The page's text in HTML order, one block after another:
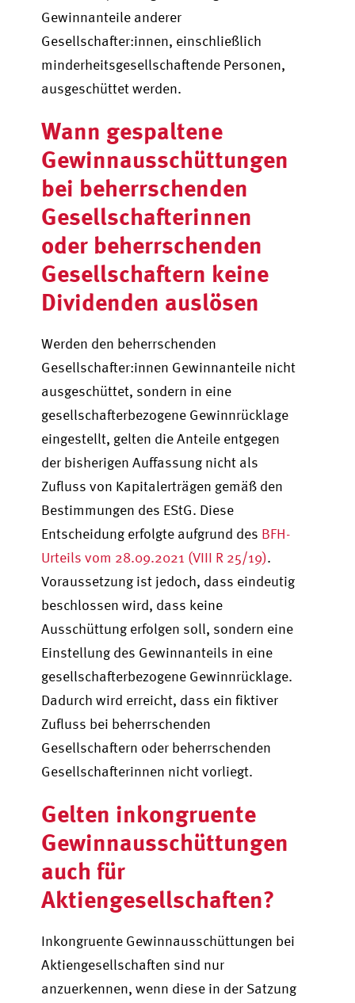
Gewinnanteile anderer
Gesellschafter:innen, einschließlich
minderheitsgesellschaftende Personen,
ausgeschüttet werden.
Wann gespaltene
Gewinnausschüttungen
bei beherrschenden
Gesellschafterinnen
oder beherrschenden
Gesellschaftern keine
Dividenden auslösen
Werden den beherrschenden
Gesellschafter:innen Gewinnanteile nicht
ausgeschüttet, sondern in eine
gesellschafterbezogene Gewinnrücklage
eingestellt, gelten die Anteile entgegen
der bisherigen Auffassung nicht als
Zufluss von Kapitalerträgen gemäß den
Bestimmungen des EStG. Diese
Entscheidung erfolgte aufgrund des BFH-
Urteils vom 28.09.2021 (VIII R 25/19).
Voraussetzung ist jedoch, dass eindeutig
beschlossen wird, dass keine
Ausschüttung erfolgen soll, sondern eine
Einstellung des Gewinnanteils in eine
gesellschafterbezogene Gewinnrücklage.
Dadurch wird erreicht, dass ein fiktiver
Zufluss bei beherrschenden
Gesellschaftern oder beherrschenden
Gesellschafterinnen nicht vorliegt.
Gelten inkongruente
Gewinnausschüttungen
auch für
Aktiengesellschaften?
Inkongruente Gewinnausschüttungen bei
Aktiengesellschaften sind nur
anzuerkennen, wenn diese in der Satzung